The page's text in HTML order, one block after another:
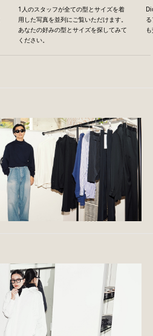
1人のスタッフが全ての型とサイズを着
用した写真を並列にご覧いただけます。
あなたの好みの型とサイズを探してみて
ください。